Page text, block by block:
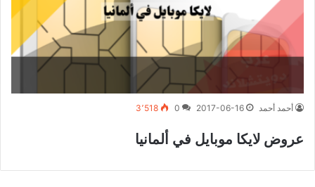
أحمد أحمد 2017-06-16
0 3٬518
عروض لايكا موبايل في ألمانيا